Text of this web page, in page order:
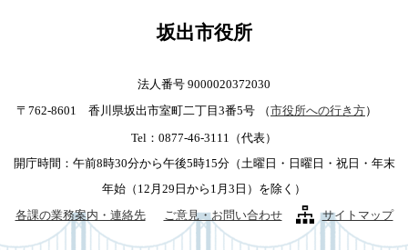
坂出市役所
法人番号 9000020372030
〒762-8601 香川県坂出市室町二丁目3番5号
（市役所への行き方）
Tel：0877-46-3111（代表）
開庁時間：午前8時30分から午後5時15分（土曜日・日曜日・祝日・年末
年始（12月29日から1月3日）を除く）
各課の業務案内・連絡先
ご意見・お問い合わせ サイトマップ